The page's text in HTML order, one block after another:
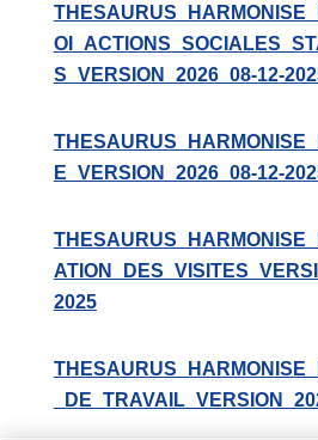
S_VERSION_2026_08-12-
E_VERSION_2026_08-12-
2025